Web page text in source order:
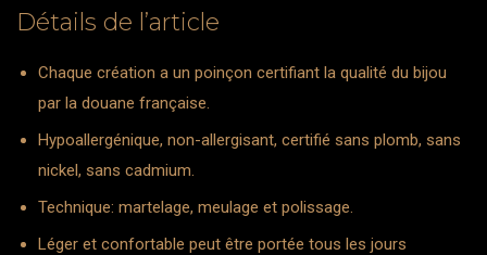
Détails de l’article
Chaque création a un poinçon certifiant la qualité du bijou
par la douane française.
Hypoallergénique, non-allergisant, certifié sans plomb, sans
nickel, sans cadmium.
Technique: martelage, meulage et polissage.
Léger et confortable peut être portée tous les jours